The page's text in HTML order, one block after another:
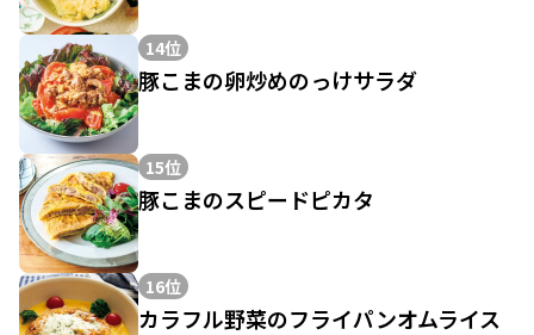
14位
豚こまの卵炒めのっけサラダ
15位
豚こまのスピードピカタ
16位
カラフル野菜のフライパンオムライス